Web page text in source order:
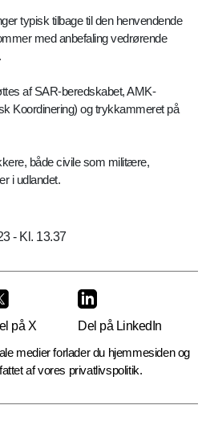
typisk tilbage til den henvendende
med anbefaling vedrørende
af SAR-beredskabet, AMK-
Koordinering) og trykkammeret på
både civile som militære,
i udlandet.
- Kl. 13.37
på X
Del på LinkedIn
medier forlader du hjemmesiden og
af vores privatlivspolitik.